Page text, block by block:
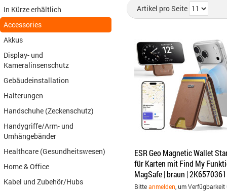
Artikel pro Seite
ESR Geo Magnetic Wallet
für Karten mit Find My
MagSafe | braun | 2K6570361
Bitteanmelden , um
In Kürze erhältlich
Accessories
Akkus
Display- und
Kameralinsenschutz
Gebäudeinstallation
Halterungen
Handschuhe (Zeckenschutz)
Handygriffe/Arm- und
Umhängebänder
Healthcare (Gesundheitswesen)
Home & Office
Kabel und Zubehör/Hubs